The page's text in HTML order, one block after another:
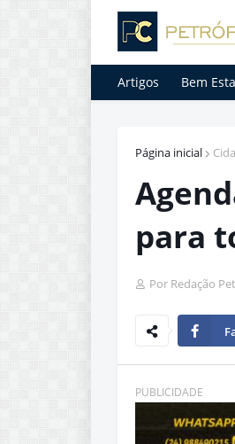
Artigos Bem
Página inicial
para
Por Redação
PUBLICIDADE